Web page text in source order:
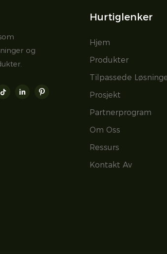
og
Hurtiglenker
Hjem
Produkter
Tilpassede
Prosjekt
Partnerprogram
Om Oss
Ressurs
Kontakt Av